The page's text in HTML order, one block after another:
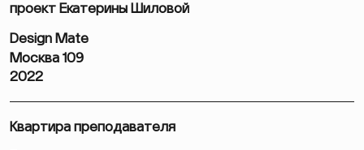
проект Екатерины Шиловой
Design Mate
Москва 109
2022
Квартира преподавателя